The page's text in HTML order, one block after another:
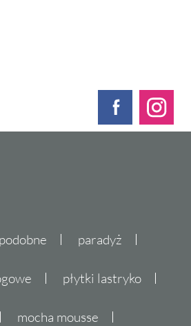
paradyż
płytki lastryko
mocha mousse